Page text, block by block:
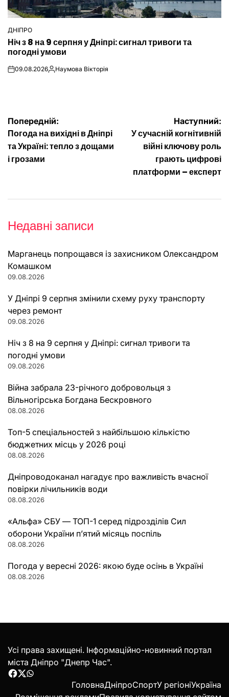
ОПУБЛІКУВАТИ
У
ДНІПРО
Ніч з 8 на 9 серпня у Дніпрі: сигнал тривоги та
погодні умови
on09.08.2026Опубліковано
Наумова Вікторія
Навігація
записів
Попередній:
Погода на вихідні в Дніпрі
та Україні: тепло з дощами
і грозами
Наступний:
У сучасній когнітивній
війні ключову роль
грають цифрові
платформи – експерт
Недавні записи
Марганець попрощався із захисником Олександром
Комашком
09.08.2026
У Дніпрі 9 серпня змінили схему руху транспорту
через ремонт
09.08.2026
Ніч з 8 на 9 серпня у Дніпрі: сигнал тривоги та
погодні умови
09.08.2026
Війна забрала 23-річного добровольця з
Вільногірська Богдана Бескровного
08.08.2026
Топ-5 спеціальностей з найбільшою кількістю
бюджетних місць у 2026 році
08.08.2026
Дніпроводоканал нагадує про важливість вчасної
повірки лічильників води
08.08.2026
«Альфа» СБУ — ТОП-1 серед підрозділів Сил
оборони України п’ятий місяць поспіль
08.08.2026
Погода у вересні 2026: якою буде осінь в Україні
08.08.2026
Усі права захищені. Інформаційно-новинний портал
міста Дніпро "Днепр Час".
Facebook
Twitter
WhatsApp
ГоловнаДніпроСпортУ регіоніУкраїна